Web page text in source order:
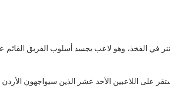
في الفخذ، وهو لاعب يجسد أسلوب الفريق القائم
على اللاعبين الأحد عشر الذين سيواجهون الأردن